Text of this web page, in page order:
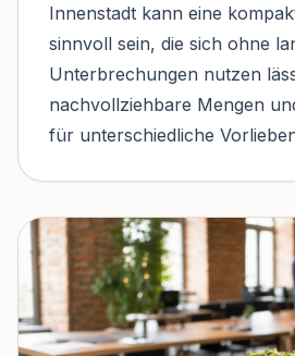
Innenstadt kann eine
sinnvoll sein, die sich ohne
Unterbrechungen nutzen
nachvollziehbare Mengen
für unterschiedliche